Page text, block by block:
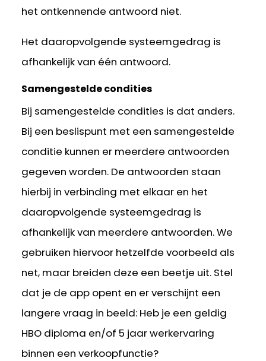
het ontkennende antwoord niet.
Het daaropvolgende systeemgedrag is
afhankelijk van één antwoord.
Samengestelde condities
Bij samengestelde condities is dat anders.
Bij een beslispunt met een samengestelde
conditie kunnen er meerdere antwoorden
gegeven worden. De antwoorden staan
hierbij in verbinding met elkaar en het
daaropvolgende systeemgedrag is
afhankelijk van meerdere antwoorden. We
gebruiken hiervoor hetzelfde voorbeeld als
net, maar breiden deze een beetje uit. Stel
dat je de app opent en er verschijnt een
langere vraag in beeld: Heb je een geldig
HBO diploma en/of 5 jaar werkervaring
binnen een verkoopfunctie?